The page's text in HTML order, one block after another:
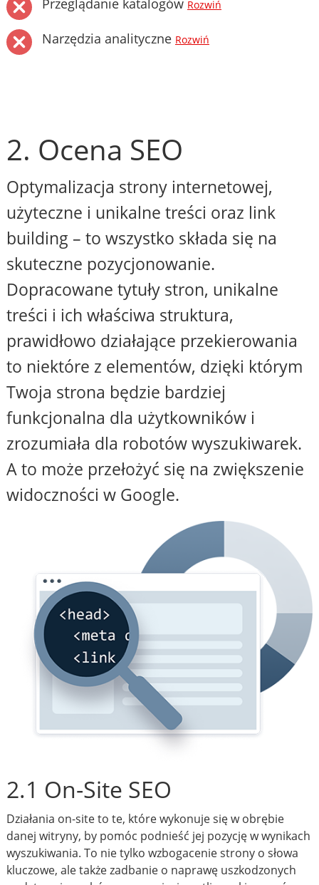
Przeglądanie katalogów Rozwiń
Narzędzia analityczne Rozwiń
2. Ocena SEO
Optymalizacja strony internetowej,
użyteczne i unikalne treści oraz link
building – to wszystko składa się na
skuteczne pozycjonowanie.
Dopracowane tytuły stron, unikalne
treści i ich właściwa struktura,
prawidłowo działające przekierowania
to niektóre z elementów, dzięki którym
Twoja strona będzie bardziej
funkcjonalna dla użytkowników i
zrozumiała dla robotów wyszukiwarek.
A to może przełożyć się na zwiększenie
widoczności w Google.
2.1 On-Site SEO
Działania on-site to te, które wykonuje się w obrębie
danej witryny, by pomóc podnieść jej pozycję w wynikach
wyszukiwania. To nie tylko wzbogacenie strony o słowa
kluczowe, ale także zadbanie o naprawę uszkodzonych